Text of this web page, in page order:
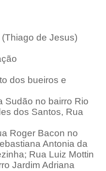
de Jesus)
dos bueiros e
Sudão no bairro Rio
dos Santos, Rua
Roger Bacon no
Antonia da
Rua Luiz Mottin
Jardim Adriana